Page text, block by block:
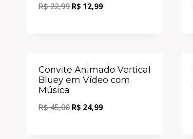
R$22,99 R$ 12,99
Convite Animado Vertical
Bluey em Vídeo com
Música
R$45,00 R$ 24,99